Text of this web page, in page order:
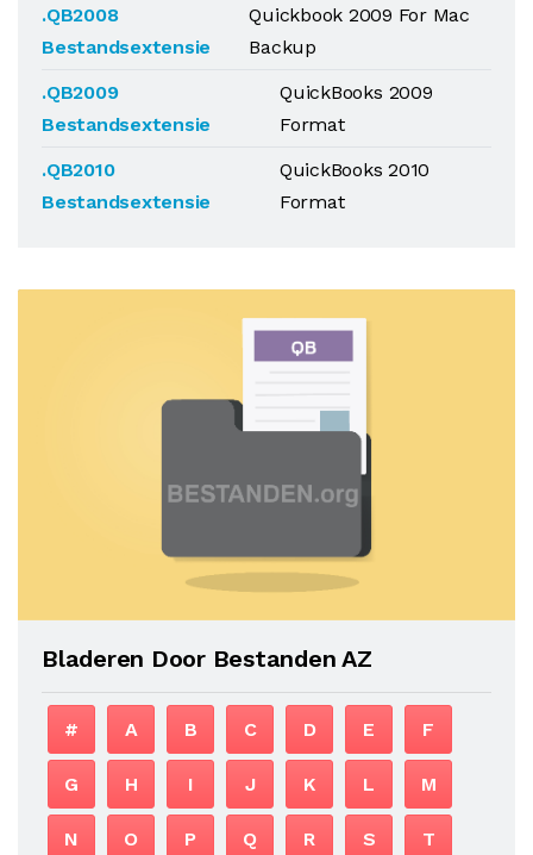
.QB2008
Bestandsextensie
Quickbook 2009 For Mac
Backup
.QB2009
Bestandsextensie
QuickBooks 2009
Format
.QB2010
Bestandsextensie
QuickBooks 2010
Format
Bladeren Door Bestanden AZ
# A B C D E F
G H I J K L M
N O P Q R S T